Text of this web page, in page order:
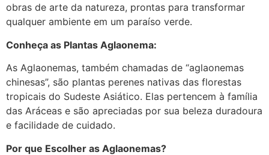
obras de arte da natureza, prontas para transformar
qualquer ambiente em um paraíso verde.
Conheça as Plantas Aglaonema:
As Aglaonemas, também chamadas de “aglaonemas
chinesas”, são plantas perenes nativas das florestas
tropicais do Sudeste Asiático. Elas pertencem à família
das Aráceas e são apreciadas por sua beleza duradoura
e facilidade de cuidado.
Por que Escolher as Aglaonemas?